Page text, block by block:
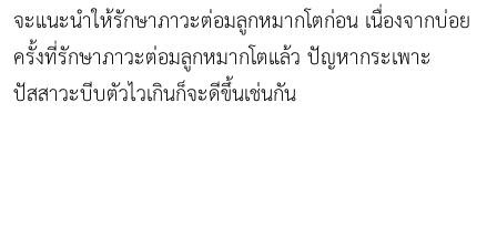
จะแนะนำให้รักษาภาวะต่อมลูกหมากโตก่อน เนื่องจากบ่อย
ครั้งที่รักษาภาวะต่อมลูกหมากโตแล้ว ปัญหากระเพาะ
ปัสสาวะบีบตัวไวเกินก็จะดีขึ้นเช่นกัน